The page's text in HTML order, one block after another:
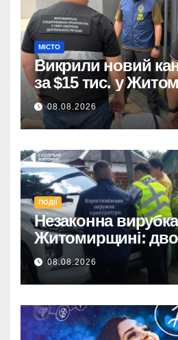
МІСТО
Викрили новий
за $15 тис. у
розслідування
08.08.2026
ПОДІЇ
Незаконна
Житомирщині:
підозрюваних
на 34+ млн грн.
08.08.2026